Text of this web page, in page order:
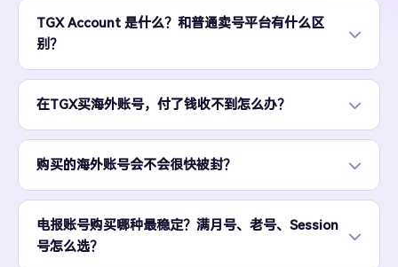
TGX Account 是什么？和普通卖号平台有什么区
别？
在TGX买海外账号，付了钱收不到怎么办？
购买的海外账号会不会很快被封？
电报账号购买哪种最稳定？满月号、老号、Session
号怎么选？